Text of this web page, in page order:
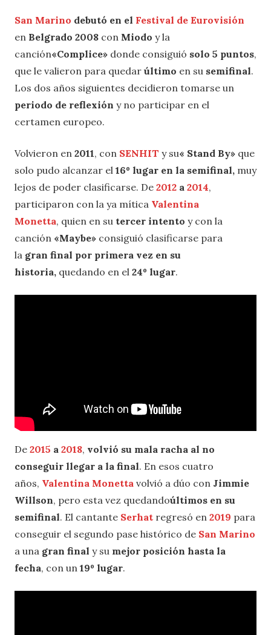
San Marino debutó en el Festival de Eurovisión
en Belgrado 2008 con Miodo y la
canción«Complice» donde consiguió solo 5 puntos,
que le valieron para quedar último en su semifinal.
Los dos años siguientes decidieron tomarse un
periodo de reflexión y no participar en el
certamen europeo.
Volvieron en 2011, con SENHIT y su« Stand By» que
solo pudo alcanzar el 16º lugar en la semifinal, muy
lejos de poder clasificarse. De 2012 a 2014,
participaron con la ya mítica Valentina
Monetta, quien en su tercer intento y con la
canción «Maybe» consiguió clasificarse para
la gran final por primera vez en su
historia, quedando en el 24º lugar.
De 2015 a 2018, volvió su mala racha al no
conseguir llegar a la final. En esos cuatro
años, Valentina Monetta volvió a dúo con Jimmie
Willson, pero esta vez quedandoúltimos en su
semifinal. El cantante Serhat regresó en 2019 para
conseguir el segundo pase histórico de San Marino
a una gran final y su mejor posición hasta la
fecha, con un 19º lugar.